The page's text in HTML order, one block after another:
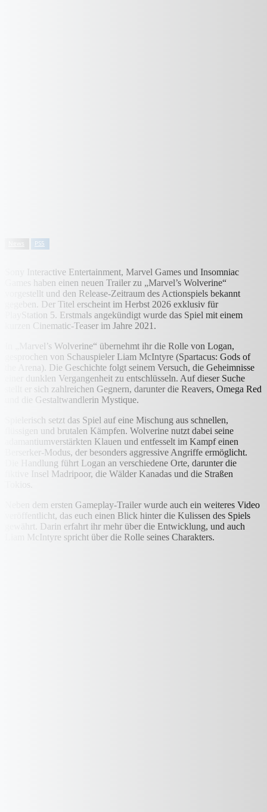
PS5
Sony Interactive Entertainment, Marvel Games und Insomniac
Games haben einen neuen Trailer zu „Marvel’s Wolverine“
vorgestellt und den Release-Zeitraum des Actionspiels bekannt
gegeben. Der Titel erscheint im Herbst 2026 exklusiv für
PlayStation 5. Erstmals angekündigt wurde das Spiel mit einem
kurzen Cinematic-Teaser im Jahre 2021.
In „Marvel’s Wolverine“ übernehmt ihr die Rolle von Logan,
gesprochen von Schauspieler Liam McIntyre (Spartacus: Gods of
the Arena). Die Geschichte folgt seinem Versuch, die Geheimnisse
einer dunklen Vergangenheit zu entschlüsseln. Auf dieser Suche
stellt er sich zahlreichen Gegnern, darunter die Reavers, Omega Red
und die Gestaltwandlerin Mystique.
Spielerisch setzt das Spiel auf eine Mischung aus schnellen,
flüssigen und brutalen Kämpfen. Wolverine nutzt dabei seine
adamantiumverstärkten Klauen und entfesselt im Kampf einen
Berserker-Modus, der besonders aggressive Angriffe ermöglicht.
Die Handlung führt Logan an verschiedene Orte, darunter die
fiktive Insel Madripoor, die Wälder Kanadas und die Straßen
Tokios.
Neben dem ersten Gameplay-Trailer wurde auch ein weiteres Video
veröffentlicht, das euch einen Blick hinter die Kulissen des Spiels
gewährt. Darin erfahrt ihr mehr über die Entwicklung, und auch
Liam McIntyre spricht über die Rolle seines Charakters.